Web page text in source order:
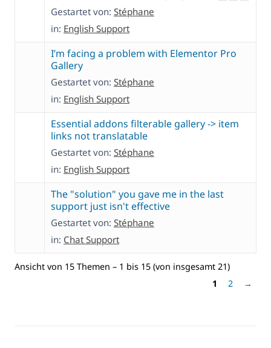
Gestartet von: Stéphane
in: English Support
I’m facing a problem with Elementor Pro
Gallery
Gestartet von: Stéphane
in: English Support
Essential addons filterable gallery -> item
links not translatable
Gestartet von: Stéphane
in: English Support
The "solution" you gave me in the last
support just isn't effective
Gestartet von: Stéphane
in: Chat Support
Ansicht von 15 Themen – 1 bis 15 (von insgesamt 21)
1
2 →